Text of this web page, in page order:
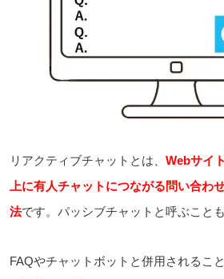
リアクティブチャットとは、 Webサイ
上に有人チャットにつながる問い合わ
法です。パッシブチャットと呼ぶことも
FAQやチャットボットと併用されるこ